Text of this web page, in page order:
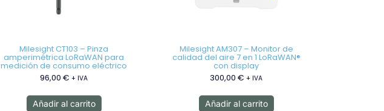
Milesight CT103 – Pinza
amperimétrica LoRaWAN para
medición de consumo eléctrico
96,00€ + IVA
Añadir al carrito
Milesight AM307 – Monitor de
calidad del aire 7 en 1 LoRaWAN®
con display
300,00€ + IVA
Añadir al carrito